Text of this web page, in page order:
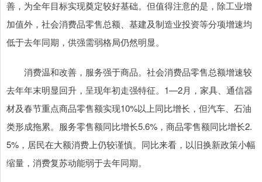
善，为全年目标实现奠定较好基础。但值得注意的是，除工业增
加值外，社会消费品零售总额、基建及制造业投资等分项增速均
低于去年同期，供强需弱格局仍然明显。
消费温和改善，服务强于商品。社会消费品零售总额增速较
去年年末明显回升，呈现年初走强特征。1—2月，家具、通信器
材及春节重点商品零售额实现10%以上同比增长，但汽车、石油
类形成拖累。服务零售额同比增长5.6%，商品零售额同比增长2.
5%，居民在大额消费上仍较谨慎。同比来看，以旧换新政策小幅
缩量，消费复苏动能弱于去年同期。